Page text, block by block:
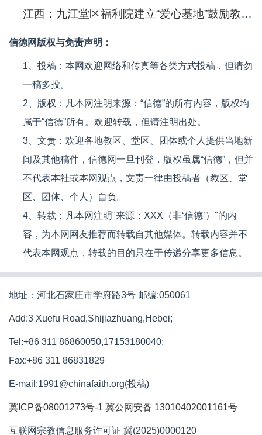
江西：九江堂区福利院建立“爱心基地”鼓励教友践行爱德
信德网版权与免责声明：
1、投稿：本网欢迎网络和传真等各类方式投稿，但请勿
一稿多投。
2、版权：凡本网注明来源：“信德”的所有内容，版权均
属于“信德”所有。欢迎转载，但请注明出处。
3、文责：欢迎各地教区、堂区、团体或个人提供当地新
闻及其他稿件，信德网一旦刊登，版权虽属“信德”，但并
不代表本社或本网观点，文责一律由投稿者（教区、堂
区、团体、个人）自负。
4、转载：凡本网注明"来源：XXX（非‘信德’）"的内
容，为本网网友推荐而转载自其他媒体。转载内容并不
代表本网观点，转载的目的只在于传递分享更多信息。
地址：河北石家庄市学府路3号 邮编:050061
Add:3 Xuefu Road,Shijiazhuang,Hebei;
Tel:+86 311 86860050,17153180040;
Fax:+86 311 86831829
E-mail:1991@chinafaith.org(投稿)
冀ICP备08001273号-1 冀公网安备 13010402001161号
互联网宗教信息服务许可证 冀(2025)0000120